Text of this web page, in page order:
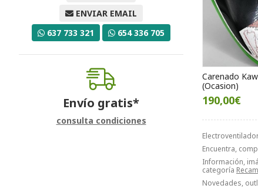
Encuentra,
Información,
categoría
Novedades,
Carenado
(Ocasion)
190,00€
ENVIAR EMAIL
637 733 321
654 336 705
Envío gratis*
consulta condiciones